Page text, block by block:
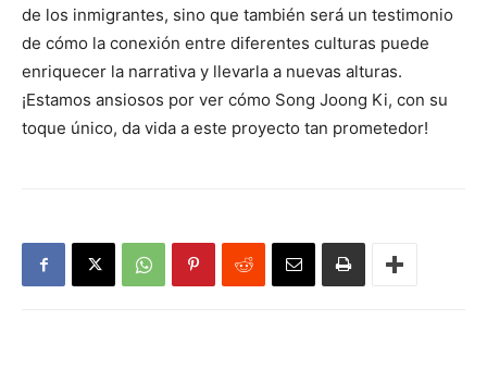
de los inmigrantes, sino que también será un testimonio
de cómo la conexión entre diferentes culturas puede
enriquecer la narrativa y llevarla a nuevas alturas.
¡Estamos ansiosos por ver cómo Song Joong Ki, con su
toque único, da vida a este proyecto tan prometedor!